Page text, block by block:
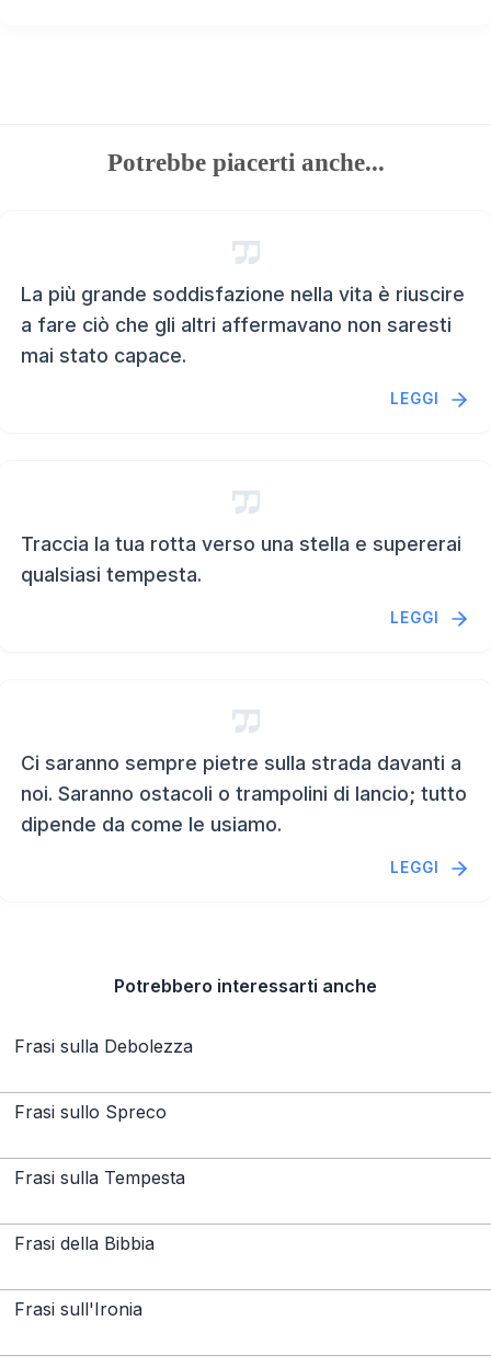
Potrebbe piacerti anche...
La più grande soddisfazione nella vita è riuscire
a fare ciò che gli altri affermavano non saresti
mai stato capace.
LEGGI
Traccia la tua rotta verso una stella e supererai
qualsiasi tempesta.
LEGGI
Ci saranno sempre pietre sulla strada davanti a
noi. Saranno ostacoli o trampolini di lancio; tutto
dipende da come le usiamo.
LEGGI
Potrebbero interessarti anche
Frasi sulla Debolezza
Frasi sullo Spreco
Frasi sulla Tempesta
Frasi della Bibbia
Frasi sull'Ironia